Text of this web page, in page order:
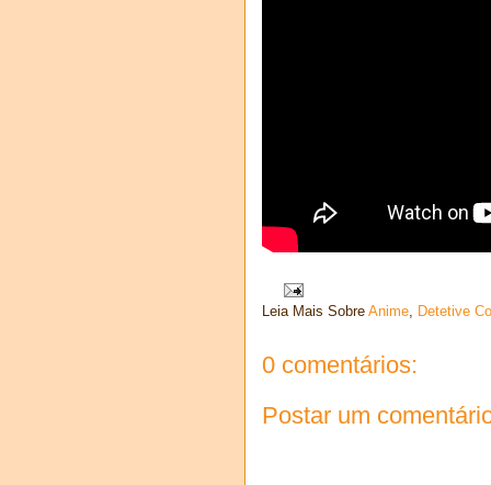
Leia Mais Sobre Anime, Detetive
0 comentários:
Postar um